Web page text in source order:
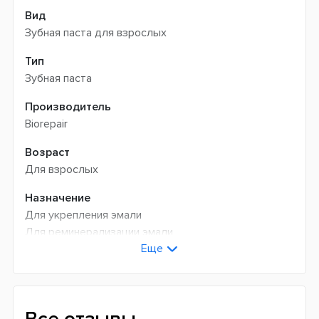
Вид
Зубная паста для взрослых
Тип
Зубная паста
Производитель
Biorepair
Возраст
Для взрослых
Назначение
Для укрепления эмали
Для реминерализации эмали
Индекс абразивности RDA
Еще